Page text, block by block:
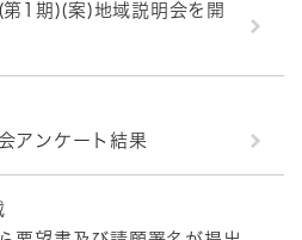
第1期)(案)地域説明会を開
アンケート結果